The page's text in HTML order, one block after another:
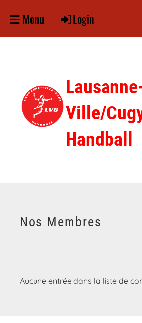
Login
Menu
Ville/
Handball
Nos Membres
Aucune entrée dans la liste de